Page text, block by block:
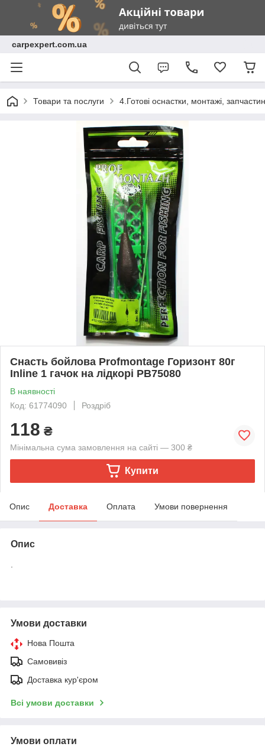
carpexpert.com.ua
Товари та послуги 4.Готові оснастки, монтажі,
Снасть бойлова Profmontage Горизонт 80г
Inline 1 гачок на лідкорі PB75080
В наявності
Код: 61774090
Роздріб
118 ₴
Мінімальна сума замовлення на сайті — 300 ₴
Купити
Опис Доставка Оплата Умови повернення
Опис
Умови доставки
Нова Пошта
Самовивіз
Доставка кур'єром
Всі умови доставки
Умови оплати